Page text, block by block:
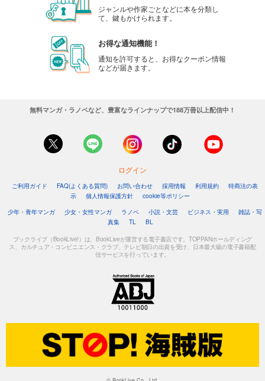
ジャンルや作家ごとなどに本を分類し
て、鍵もかけられます。
お得な通知機能！
通知を許可すると、お得なクーポン情報
などが届きます。
無料マンガ・ラノベなど、豊富なラインナップで188万冊以上配信中！
ログイン
ご利用ガイド FAQ(よくある質問) お問い合わせ 採用情報 利用規約
特商法の表
示
個人情報保護方針
cookie等ポリシー
少年・青年マンガ
少女・女性マンガ ラノベ 小説・文芸 ビジネス・実用
雑誌・写
真集
TL BL
ブックライブ（BookLive!）は、BookLiveが運営する電子書店です。TOPPANホールディング
ス、カルチュア・コンビニエンス・クラブ、テレビ朝日の出資を受け、日本最大級の電子書籍配
信サービスを行っています。